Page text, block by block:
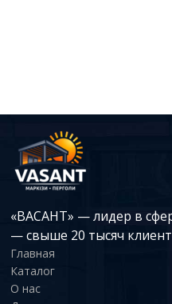
«ВАСАНТ» — лидер в
— свыше 20 тысяч
Главная
Каталог
О нас